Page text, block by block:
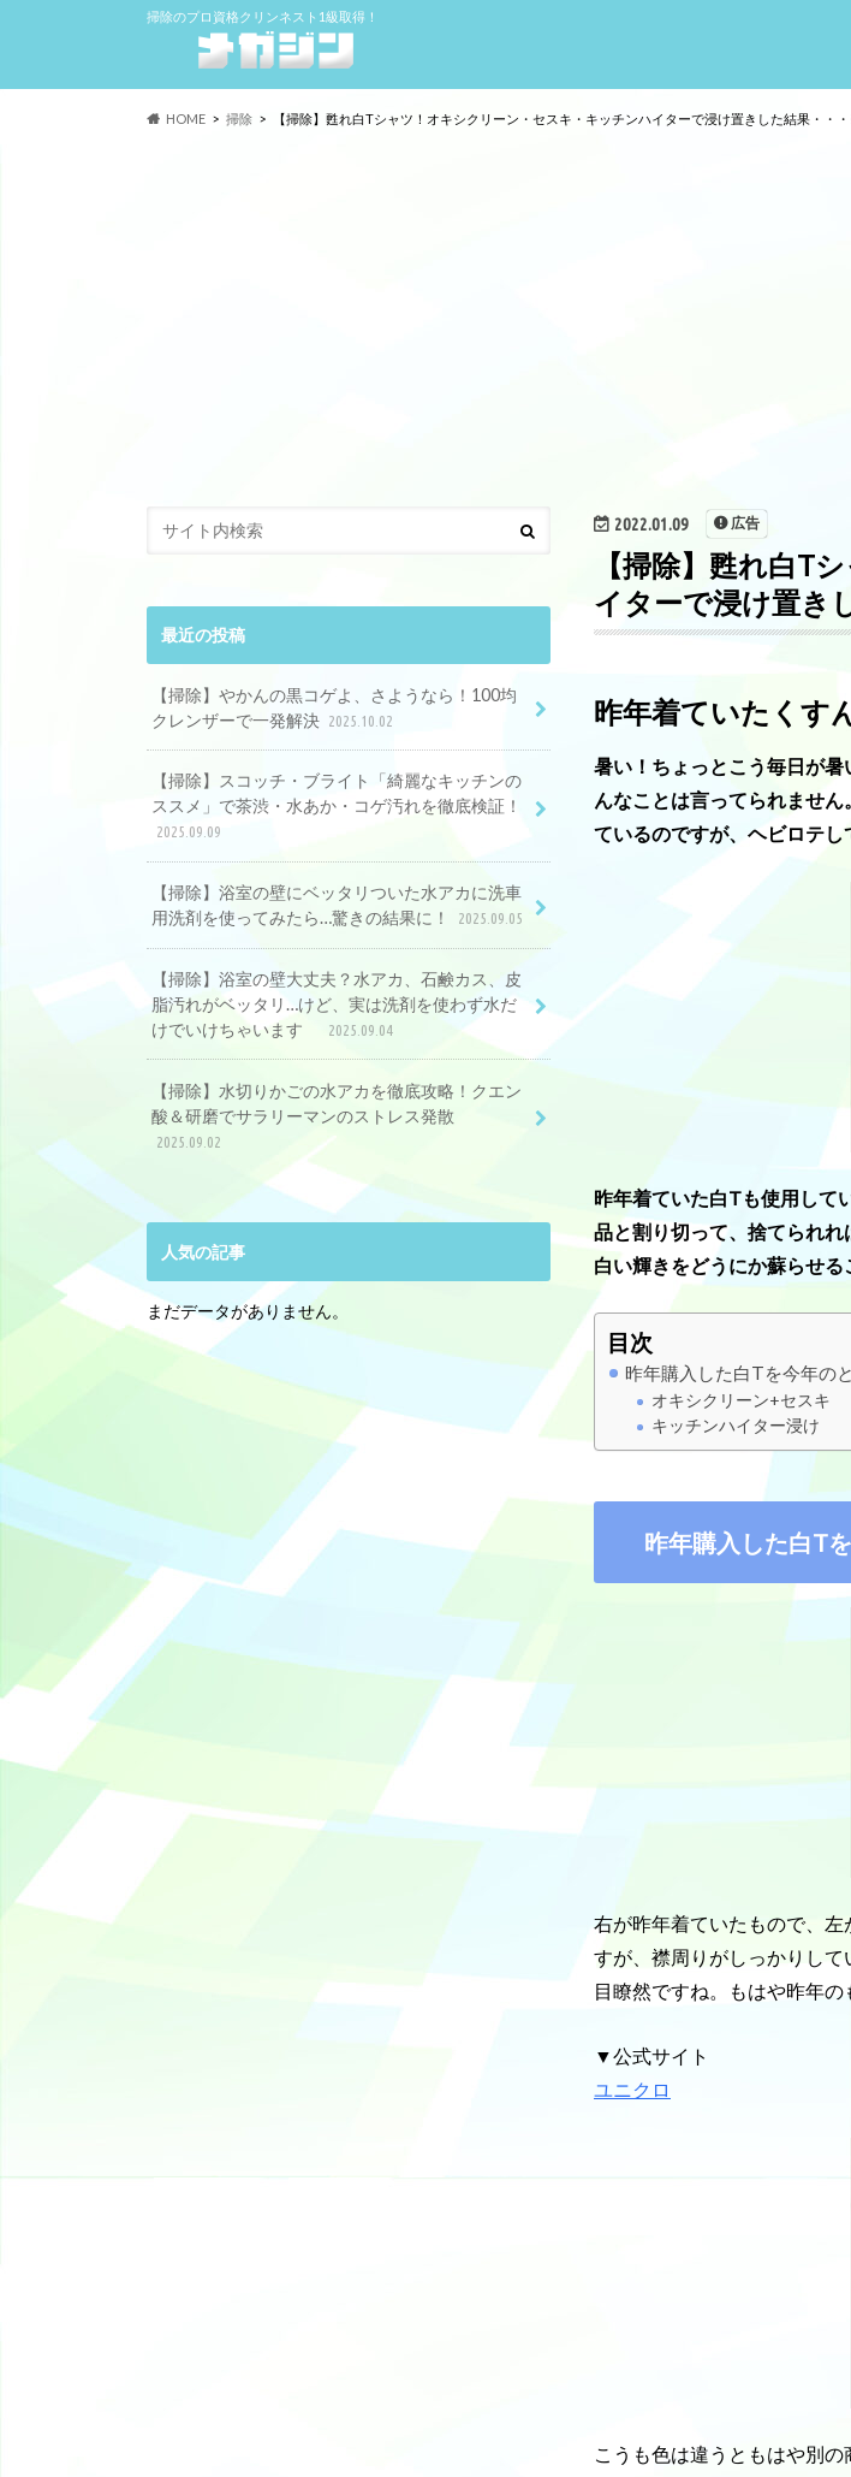
掃除のプロ資格クリンネスト1級取得！
HOME 掃除 【掃除】甦れ白Tシャツ！オキシクリーン・セスキ・キッチンハイターで浸け置きした結果・・
2022.01.09 広告
【掃除】甦れ白T
イターで浸け置き
昨年着ていたくす
暑い！ちょっとこう毎日が
んなことは言ってられませ
ているのですが、ヘビロテし
昨年着ていた白Tも使用して
品と割り切って、捨てられ
白い輝きをどうにか蘇らせ
目次
昨年購入した白Tを今年の
オキシクリーン+セスキ
キッチンハイター浸け
昨年購入した白T
右が昨年着ていたもので、
すが、襟周りがしっかりし
目瞭然ですね。もはや昨年の
▼公式サイト
ユニクロ
こうも色は違うともはや別
最近の投稿
【掃除】やかんの黒コゲよ、さようなら！100均
クレンザーで一発解決 2025.10.02
【掃除】スコッチ・ブライト「綺麗なキッチンの
ススメ」で茶渋・水あか・コゲ汚れを徹底検証！
2025.09.09
【掃除】浴室の壁にベッタリついた水アカに洗車
用洗剤を使ってみたら…驚きの結果に！
2025.09.05
【掃除】浴室の壁大丈夫？水アカ、石鹸カス、皮
脂汚れがベッタリ…けど、実は洗剤を使わず水だ
けでいけちゃいます
2025.09.04
【掃除】水切りかごの水アカを徹底攻略！クエン
酸＆研磨でサラリーマンのストレス発散
2025.09.02
人気の記事
まだデータがありません。